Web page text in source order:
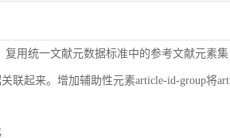
用统一文献元数据标准中的参考文献元素
联起来。增加辅助性元素article-id-group将